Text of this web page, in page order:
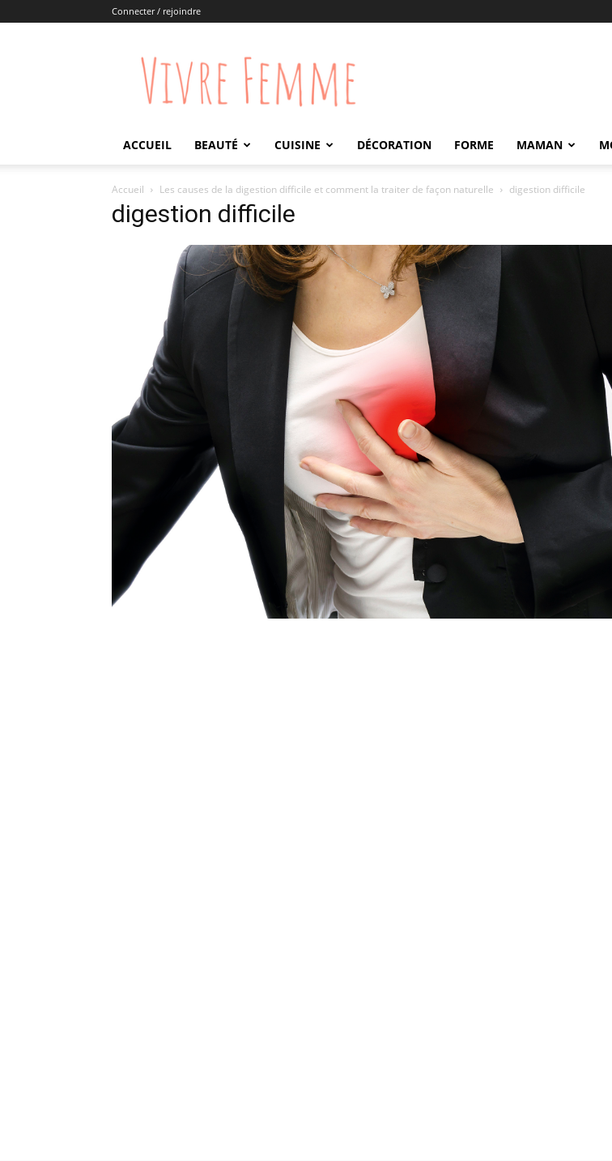
Connecter / rejoindre
Vivre
Femme
ACCUEIL BEAUTÉ CUISINE DÉCORATION FORME MAMAN
Accueil Les causes de la digestion difficile et comment la traiter de façon naturelle digestion difficile
digestion difficile